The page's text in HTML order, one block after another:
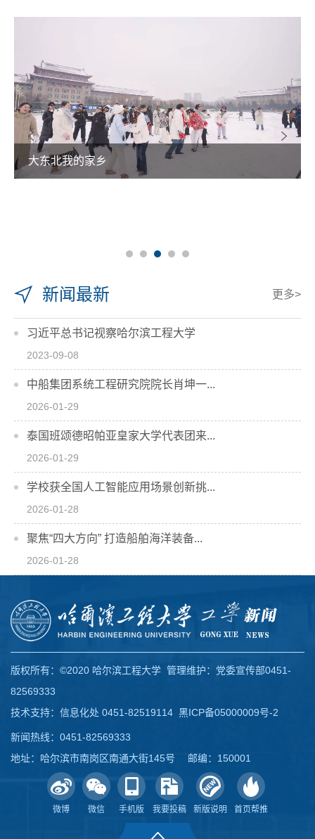
大东北我的家乡
新闻最新 更多>
习近平总书记视察哈尔滨工程大学
2023-09-08
中船集团系统工程研究院院长肖坤一...
2026-01-29
泰国班颂德昭帕亚皇家大学代表团来...
2026-01-29
学校获全国人工智能应用场景创新挑...
2026-01-28
聚焦“四大方向” 打造船舶海洋装备...
2026-01-28
版权所有：©2020 哈尔滨工程大学 管理维护：党委宣传部0451-
82569333
技术支持：信息化处 0451-82519114 黑ICP备05000009号-2
新闻热线：0451-82569333
地址：哈尔滨市南岗区南通大街145号 邮编：150001
微博 微信 手机版 我要投稿 新版说明 首页帮推